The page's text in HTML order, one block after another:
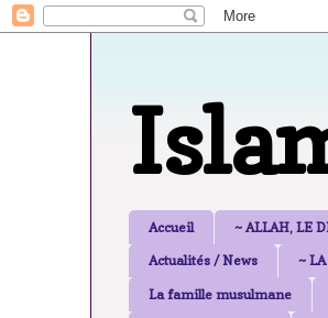
Accueil ~ ALLAH, LE
Actualités / News ~
La famille musulmane